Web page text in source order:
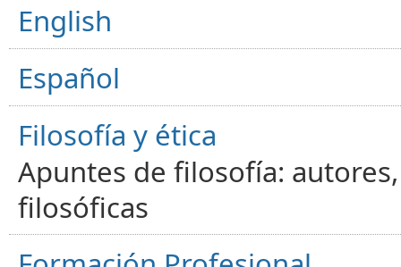
English
Español
Filosofía y ética
Apuntes de filosofía:
filosóficas